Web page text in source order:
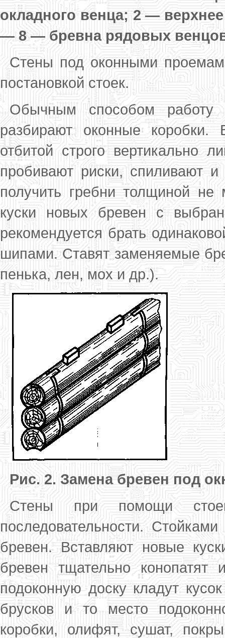
окладного венца; 2 —
— 8 — бревна ря­довых
Стены под оконными
постанов­кой стоек.
Обычным способом
разбирают окон­ные
отбитой строго вертикально
про­бивают риски, спиливают
получить гребни толщиной
куски новых бревен с
рекомендуется брать
шипа­ми. Ставят заменяемые
пенька, лен, мох и др.).
Рис. 2. Замена бревен под
Стены при помощи
последовательности.
бревен. Вставляют новые
бревен тщательно
подоконную доску кладут
брусков и то место
коробки, олифят, сушат,